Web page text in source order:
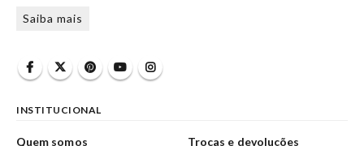
Saiba mais
INSTITUCIONAL
Quem somos
Trocas e devoluções